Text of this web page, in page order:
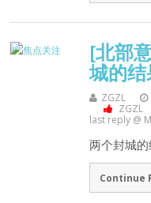
[北部
城的
ZGZL
ZGZL
last reply @
两个封城
Continue